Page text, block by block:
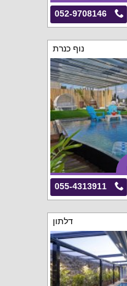
052-9708146
נוף כנרת
055-4313911
דלתון